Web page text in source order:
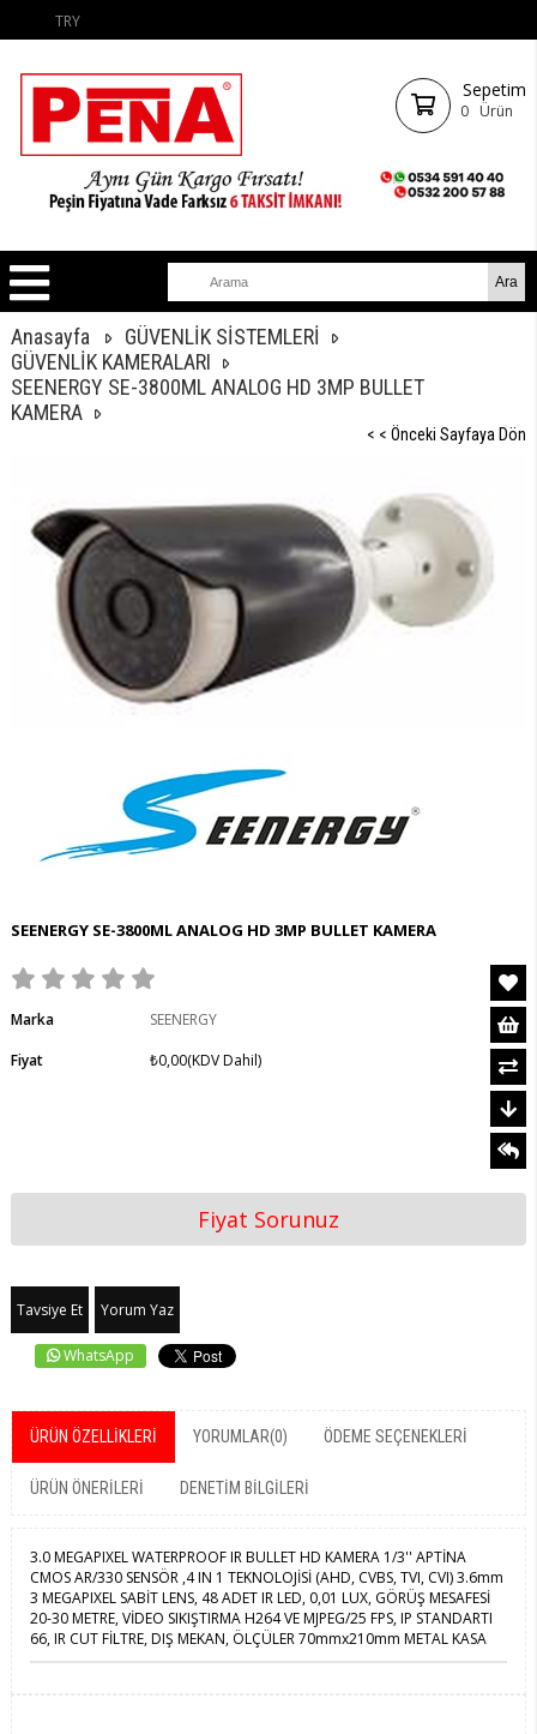
TRY
Sepetim
0 Ürün
Anasayfa
GÜVENLİK SİSTEMLERİ
GÜVENLİK KAMERALARI
SEENERGY SE-3800ML ANALOG HD 3MP BULLET
KAMERA
< < Önceki Sayfaya Dön
SEENERGY SE-3800ML ANALOG HD 3MP BULLET KAMERA
Marka
SEENERGY
Fiyat
₺0,00(KDV Dahil)
Fiyat Sorunuz
Tavsiye Et Yorum Yaz
WhatsApp
ÜRÜN ÖZELLIKLERI YORUMLAR(0) ÖDEME SEÇENEKLERI
ÜRÜN ÖNERILERI DENETIM BILGILERI
3.0 MEGAPIXEL WATERPROOF IR BULLET HD KAMERA 1/3'' APTİNA
CMOS AR/330 SENSÖR ,4 IN 1 TEKNOLOJİSİ (AHD, CVBS, TVI, CVI) 3.6mm
3 MEGAPIXEL SABİT LENS, 48 ADET IR LED, 0,01 LUX, GÖRÜŞ MESAFESİ
20-30 METRE, VİDEO SIKIŞTIRMA H264 VE MJPEG/25 FPS, IP STANDARTI
66, IR CUT FİLTRE, DIŞ MEKAN, ÖLÇÜLER 70mmx210mm METAL KASA